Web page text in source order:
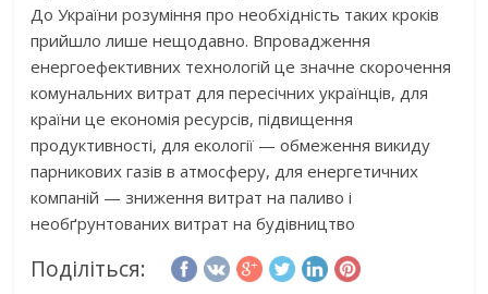
До України розуміння про необхідність таких кроків
прийшло лише нещодавно. Впровадження
енергоефективних технологій це значне скорочення
комунальних витрат для пересічних українців, для
країни це економія ресурсів, підвищення
продуктивності, для екології — обмеження викиду
парникових газів в атмосферу, для енергетичних
компаній — зниження витрат на паливо і
необґрунтованих витрат на будівництво
Поділіться: